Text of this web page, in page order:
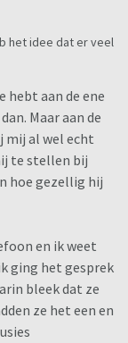
het idee dat er veel
hebt aan de ene
Maar aan de
mij al wel echt
te stellen bij
hoe gezellig hij
en ik weet
ging het gesprek
bleek dat ze
ze het een en